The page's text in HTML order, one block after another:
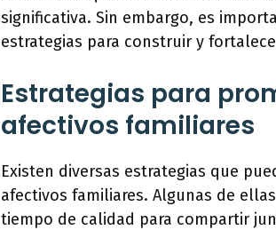
significativa. Sin embargo, es
estrategias para construir y
Estrategias para
afectivos familiares
Existen diversas estrategias que
afectivos familiares. Algunas de
tiempo de calidad para compartir